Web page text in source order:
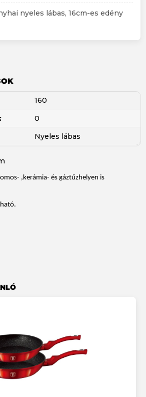
nyeles lábas, 16cm-es edény
160
0
Nyeles lábas
,kerámia- és gáztűzhelyen is